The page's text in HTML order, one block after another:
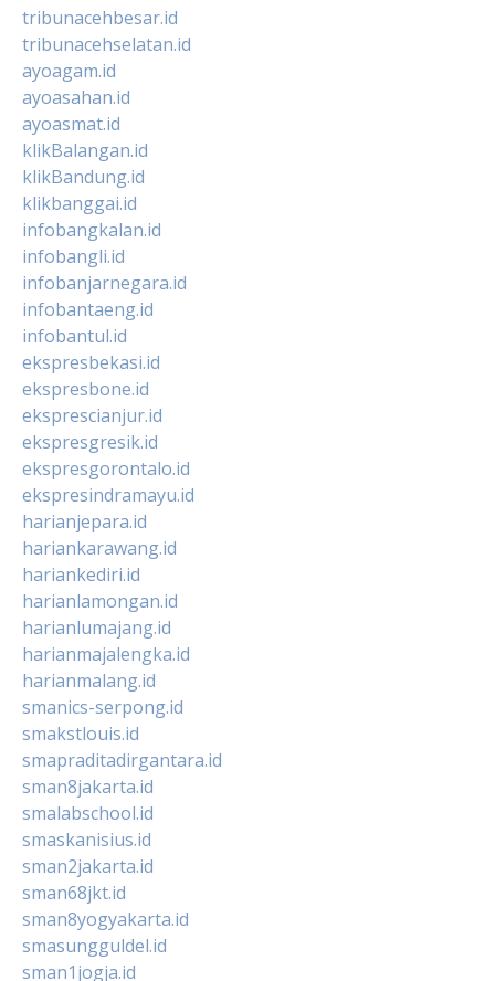
tribunacehbesar.id
tribunacehselatan.id
ayoagam.id
ayoasahan.id
ayoasmat.id
klikBalangan.id
klikBandung.id
klikbanggai.id
infobangkalan.id
infobangli.id
infobanjarnegara.id
infobantaeng.id
infobantul.id
ekspresbekasi.id
ekspresbone.id
eksprescianjur.id
ekspresgresik.id
ekspresgorontalo.id
ekspresindramayu.id
harianjepara.id
hariankarawang.id
hariankediri.id
harianlamongan.id
harianlumajang.id
harianmajalengka.id
harianmalang.id
smanics-serpong.id
smakstlouis.id
smapraditadirgantara.id
sman8jakarta.id
smalabschool.id
smaskanisius.id
sman2jakarta.id
sman68jkt.id
sman8yogyakarta.id
smasungguldel.id
sman1jogja.id